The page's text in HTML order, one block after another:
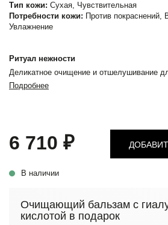
Тип кожи: Сухая, Чувствительная
Потребности кожи: Против покраснений,
Увлажнение
Ритуал нежности
Деликатное очищение и отшелушивание
Подробнее
6 710 ₽
В наличии
Очищающий бальзам с
кислотой в подарок